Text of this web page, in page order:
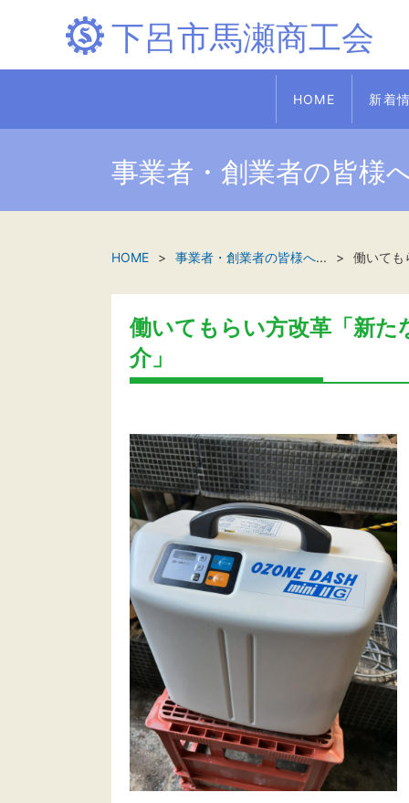
下呂市馬瀬商工会
HOME 新着
事業者・創業者の皆様
HOME 事業者・創業者の皆様へ... 働いても
働いてもらい方改革「新た
介」